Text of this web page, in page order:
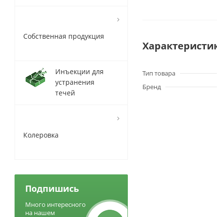
Тип товара
Бренд
Собственная продукция
Инъекции для
устранения
течей
Колеровка
Подпишись
Много интересного
на нашем